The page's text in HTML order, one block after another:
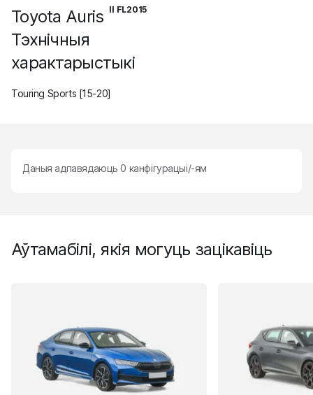
Toyota Auris II FL2015
Тэхнічныя
характарыстыкі
Touring Sports [15-20]
Даныя адпавядаюць0 канфігурацыі/-ям
Аўтамабілі, якія могуць зацікавіць